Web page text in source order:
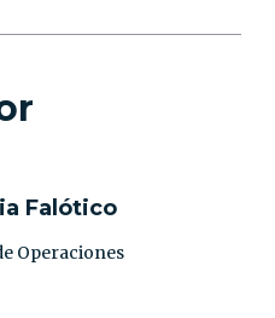
Falótico
Operaciones